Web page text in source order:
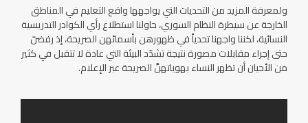
ولمعرفة المزيد من التحديات التي يواجهها واقع التعليم في المناطق
الخارجة عن سيطرة النظام السوري، حاولنا استطلاع رأي الكوادر التدريسية
النسائية، لكننا واجهنا تحدياً في ظهورهن بأسمائهن الصريحة، إذ رفضنّ
حتى إجراء مقابلات مصورة نتيجة تشدّد البيئة التي عادة لا تتقبل في كثير
من الأحيان أن تظهر النساء بهوياتهنَّ الصريحة عبر الإعلام.